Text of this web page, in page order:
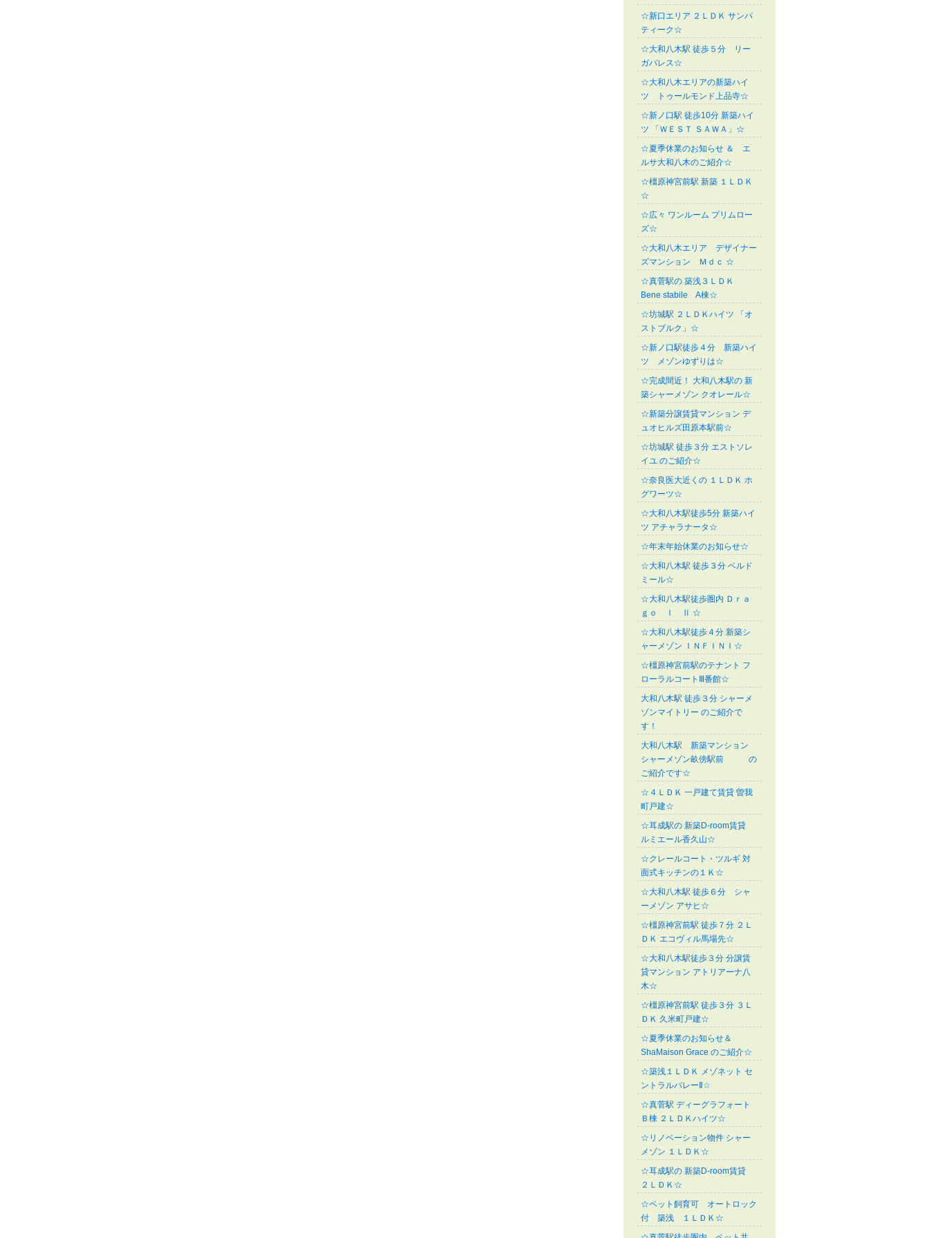
☆新口エリア ２ＬＤＫ サンパ
ティーク☆
☆大和八木駅 徒歩５分 リー
ガパレス☆
☆大和八木エリアの新築ハイ
ツ トゥールモンド上品寺☆
☆新ノ口駅 徒歩10分 新築ハイ
ツ 「ＷＥＳＴ ＳＡＷＡ」☆
☆夏季休業のお知らせ ＆ エ
ルサ大和八木のご紹介☆
☆橿原神宮前駅 新築 １ＬＤＫ
☆
☆広々 ワンルーム プリムロー
ズ☆
☆大和八木エリア デザイナー
ズマンション Ｍｄｃ ☆
☆真菅駅の 築浅３ＬＤＫ
Bene stabile A棟☆
☆坊城駅 ２ＬＤＫハイツ 「オ
ストブルク」☆
☆新ノ口駅徒歩４分 新築ハイ
ツ メゾンゆずりは☆
☆完成間近！ 大和八木駅の 新
築シャーメゾン クオレール☆
☆新築分譲賃貸マンション デ
ュオヒルズ田原本駅前☆
☆坊城駅 徒歩３分 エストソレ
イユ のご紹介☆
☆奈良医大近くの １ＬＤＫ ホ
グワーツ☆
☆大和八木駅徒歩5分 新築ハイ
ツ アチャラナータ☆
☆年末年始休業のお知らせ☆
☆大和八木駅 徒歩３分 ベルド
ミール☆
☆大和八木駅徒歩圏内 Ｄｒａ
ｇｏ Ⅰ Ⅱ ☆
☆大和八木駅徒歩４分 新築シ
ャーメゾン ＩＮＦＩＮＩ☆
☆橿原神宮前駅のテナント フ
ローラルコートⅢ番館☆
大和八木駅 徒歩３分 シャーメ
ゾンマイトリー のご紹介で
す！
大和八木駅 新築マンション
シャーメゾン畝傍駅前 の
ご紹介です☆
☆４ＬＤＫ 一戸建て賃貸 曽我
町戸建☆
☆耳成駅の 新築D-room賃貸
ルミエール香久山☆
☆クレールコート・ツルギ 対
面式キッチンの１Ｋ☆
☆大和八木駅 徒歩６分 シャ
ーメゾン アサヒ☆
☆橿原神宮前駅 徒歩７分 ２Ｌ
ＤＫ エコヴィル馬場先☆
☆大和八木駅徒歩３分 分譲賃
貸マンション アトリアーナ八
木☆
☆橿原神宮前駅 徒歩３分 ３Ｌ
ＤＫ 久米町戸建☆
☆夏季休業のお知らせ＆
ShaMaison Grace のご紹介☆
☆築浅１ＬＤＫ メゾネット セ
ントラルバレーⅡ☆
☆真菅駅 ディーグラフォート
Ｂ棟 ２ＬＤＫハイツ☆
☆リノベーション物件 シャー
メゾン １ＬＤＫ☆
☆耳成駅の 新築D-room賃貸
２ＬＤＫ☆
☆ペット飼育可 オートロック
付 築浅 １ＬＤＫ☆